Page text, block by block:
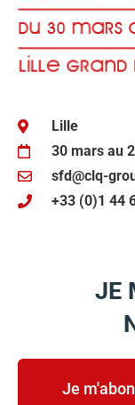
Lille
30 mars au
sfd@clq-
+33 (0)1 44
JE
Je